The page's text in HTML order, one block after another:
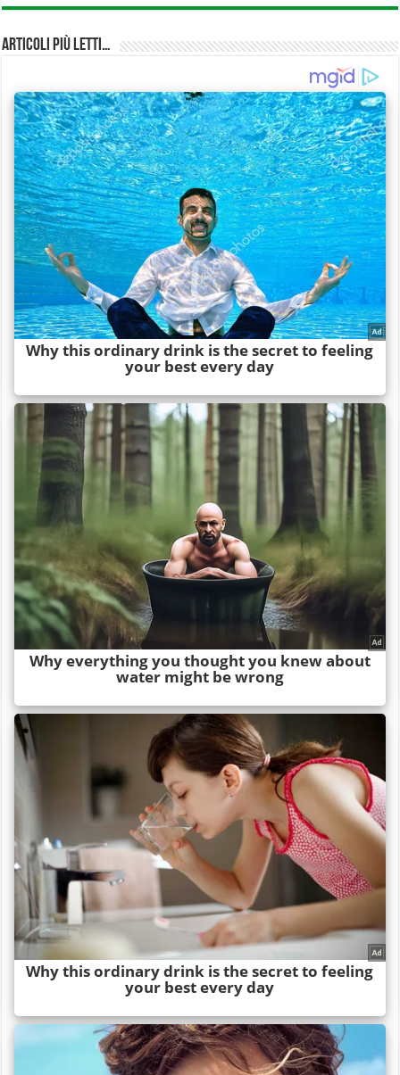
Articoli più Letti…